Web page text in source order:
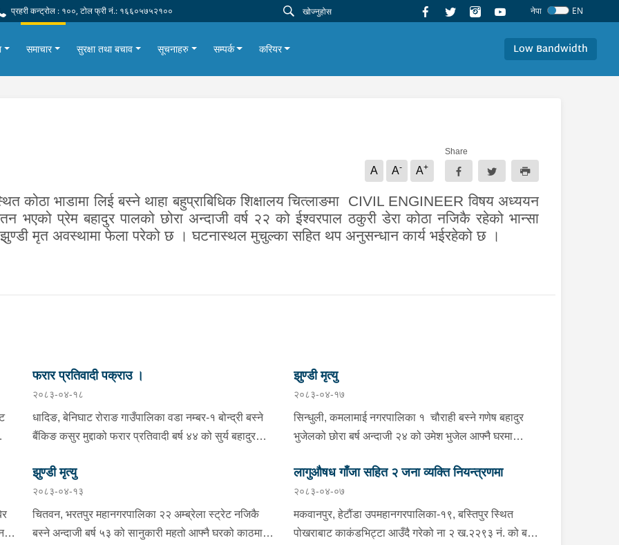
प्रहरी कन्ट्रोल : १००, टोल फ्री नं.: १६६०५७५२१०० नेपा EN
समाचार सुरक्षा तथा बचाव सूचनाहरु सम्पर्क करियर Low Bandwidth
A A- A+
Share
कोठा भाडामा लिई बस्ने थाहा बहुप्राबिधिक शिक्षालय चित्लाङमा CIVIL ENGINEERविषय अध्ययन
भएको प्रेम बहादुर पालको छोरा अन्दाजी वर्ष २२ को ईश्वरपाल ठकुरी डेरा कोठा नजिकै रहेको भान्सा
झुण्डी मृत अवस्थामा फेला परेको छ । घटनास्थल मुचुल्का सहित थप अनुसन्धान कार्य भईरहेको छ ।
फरार प्रतिवादी पक्राउ ।
२०८३-०४-१८
धादिङ, बेनिघाट रोराङ गाउँपालिका वडा नम्बर-१ बोन्द्री बस्ने
बैंकिङ कसुर मुद्दाको फरार प्रतिवादी बर्ष ४४ को सुर्य बहादुर
झुण्डी मृत्यु
२०८३-०४-१७
सिन्धुली, कमलामाई नगरपालिका १ चौराही बस्ने गणेष बहादुर
भुजेलको छोरा बर्ष अन्दाजी २४ को उमेश भुजेल आफ्नै घरमा
प्राप्त हुनासाथ प्रहरी टोली खटिगई घटनास्थलमा मुचुल्का
सहित थप अनुसन्धान कार्य भइरहेको ।
झुण्डी मृत्यु
२०८३-०४-१३
चितवन, भरतपुर महानगरपालिका २२ अम्ब्रेला स्ट्रेट नजिकै
बस्ने अन्दाजी बर्ष ५३ को सानुकारी महतो आफ्नै घरको काठमा
लागुऔषध गाँजा सहित २ जना व्यक्ति नियन्त्रणमा
२०८३-०४-०७
मकवानपुर, हेटौंडा उपमहानगरपालिका-१९, बस्तिपुर स्थित
पोखराबाट काकंडभिट्टा आउँदै गरेको ना २ ख.२२९३ नं. को बस